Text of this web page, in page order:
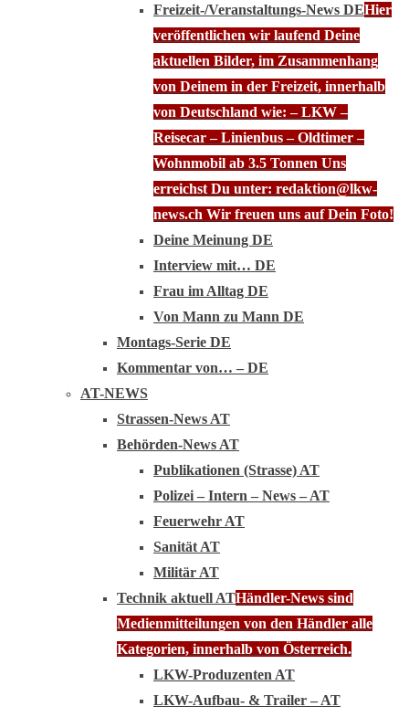
Freizeit-/Veranstaltungs-News DEHier
veröffentlichen wir laufend Deine
aktuellen Bilder, im Zusammenhang
von Deinem in der Freizeit, innerhalb
von Deutschland wie: – LKW –
Reisecar – Linienbus – Oldtimer –
Wohnmobil ab 3.5 Tonnen Uns
erreichst Du unter: redaktion@lkw-
news.ch Wir freuen uns auf Dein Foto!
Deine Meinung DE
Interview mit… DE
Frau im Alltag DE
Von Mann zu Mann DE
Montags-Serie DE
Kommentar von… – DE
AT-NEWS
Strassen-News AT
Behörden-News AT
Publikationen (Strasse) AT
Polizei – Intern – News – AT
Feuerwehr AT
Sanität AT
Militär AT
Technik aktuell ATHändler-News sind
Medienmitteilungen von den Händler alle
Kategorien, innerhalb von Österreich.
LKW-Produzenten AT
LKW-Aufbau- & Trailer – AT